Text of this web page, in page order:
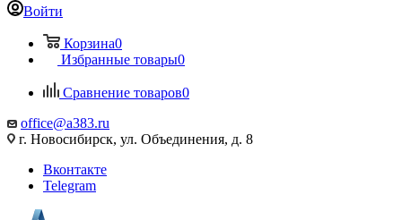
Войти
Корзина0
Избранные товары0
Сравнение товаров0
office@a383.ru
г. Новосибирск, ул. Объединения, д. 8
Вконтакте
Telegram